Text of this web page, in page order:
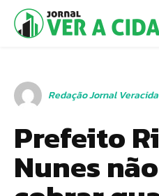
Redação Jornal
Prefeito
Nunes